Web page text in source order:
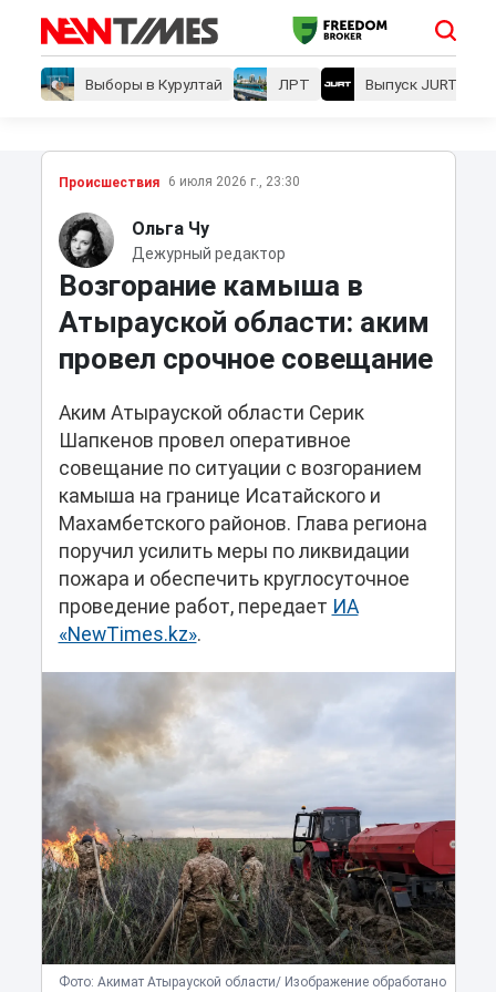
Выборы в Курултай ЛРТ Выпуск JURT
Проиcшествия 6 июля 2026 г., 23:30
Ольга Чу
Дежурный редактор
Возгорание камыша в
Атырауской области: аким
провел срочное совещание
Аким Атырауской области Серик
Шапкенов провел оперативное
совещание по ситуации с возгоранием
камыша на границе Исатайского и
Махамбетского районов. Глава региона
поручил усилить меры по ликвидации
пожара и обеспечить круглосуточное
проведение работ, передает ИА
«NewTimes.kz».
Фото: Акимат Атырауской области/ Изображение обработано